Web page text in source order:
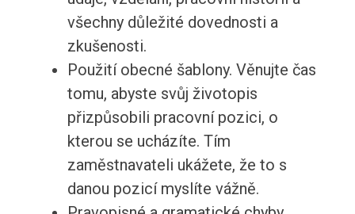
všechny důležité dovednosti a
zkušenosti.
Použití obecné šablony. Věnujte čas
tomu, abyste svůj životopis
přizpůsobili pracovní pozici, o
kterou se ucházíte. Tím
zaměstnavateli ukážete, že to s
danou pozicí myslíte vážně.